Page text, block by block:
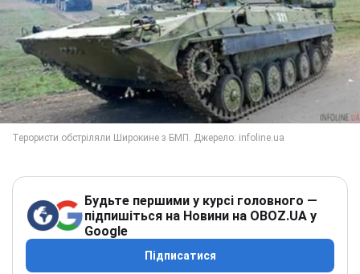
Будьте першими у курсі головного —
підпишіться на Новини на OBOZ.UA у
Google
Підписатися